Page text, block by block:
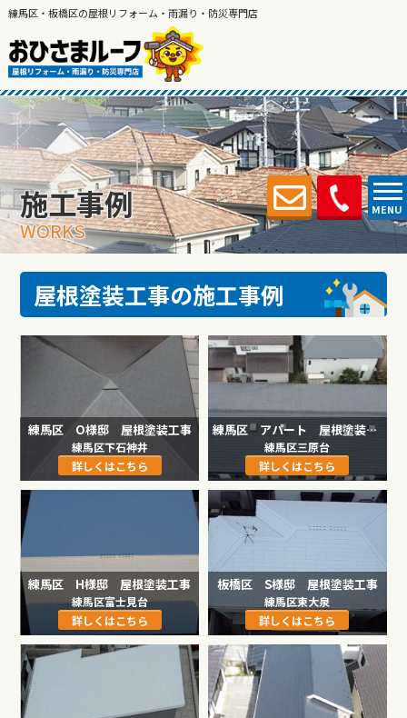
練馬区・板橋区の屋根リフォーム・雨漏り・防災専門店
MENU
施工事例
WORKS
屋根塗装工事の施工事例
練馬区 O様邸 屋根塗装工事
練馬区下石神井
詳しくはこちら
練馬区 アパート 屋根塗装工事
練馬区三原台
詳しくはこちら
練馬区 H様邸 屋根塗装工事
練馬区富士見台
詳しくはこちら
板橋区 S様邸 屋根塗装工事
練馬区東大泉
詳しくはこちら